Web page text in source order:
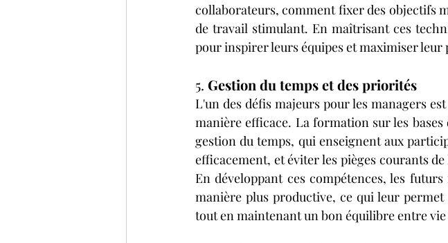
collaborateurs, comment fixer des objectifs
de travail stimulant. En maîtrisant ces
pour inspirer leurs équipes et maximiser
5. Gestion du temps et des priorités
L'un des défis majeurs pour les managers
manière efficace. La formation sur les
gestion du temps, qui enseignent aux
efficacement, et éviter les pièges courants
En développant ces compétences, les
manière plus productive, ce qui leur
tout en maintenant un bon équilibre entre